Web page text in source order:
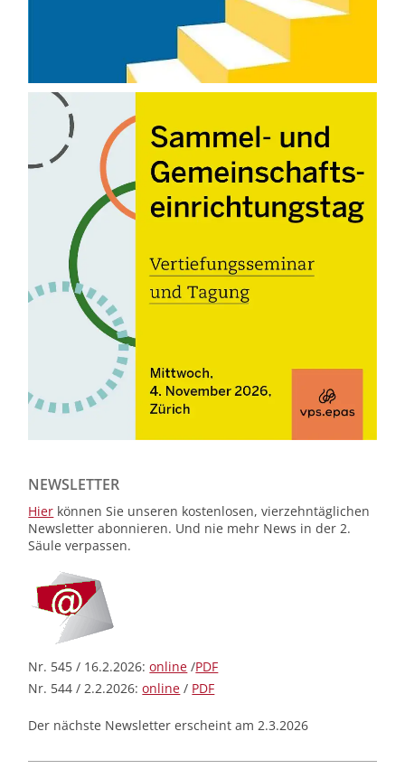
NEWSLETTER
Hier können Sie unseren kostenlosen, vierzehntäglichen
Newsletter abonnieren. Und nie mehr News in der 2.
Säule verpassen.
Nr. 545 / 16.2.2026:online /PDF
Nr. 544 / 2.2.2026:online / PDF
Der nächste Newsletter erscheint am 2.3.2026